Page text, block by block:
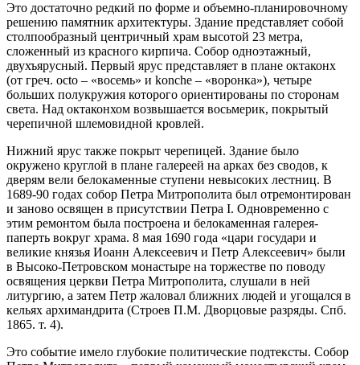
Это достаточно редкий по форме и объемно-планировочному
решению памятник архитектуры. Здание представляет собой
столпообразный центричный храм высотой 23 метра,
сложенный из красного кирпича. Собор одноэтажный,
двухъярусный. Первый ярус представляет в плане октаконх
(от греч. octo – «восемь» и konche – «воронка»), четыре
больших полукружия которого ориентированы по сторонам
света. Над октаконхом возвышается восьмерик, покрытый
черепичной шлемовидной кровлей.
Нижний ярус также покрыт черепицей. Здание было
окружено круглой в плане галереей на арках без сводов, к
дверям вели белокаменные ступени невысоких лестниц. В
1689-90 годах собор Петра Митрополита был отремонтирован
и заново освящен в присутствии Петра I. Одновременно с
этим ремонтом была построена и белокаменная галерея-
паперть вокруг храма. 8 мая 1690 года «цари государи и
великие князья Иоанн Алексеевич и Петр Алексеевич» были
в Высоко-Петровском монастыре на торжестве по поводу
освящения церкви Петра Митрополита, слушали в ней
литургию, а затем Петр жаловал ближних людей и угощался в
кельях архимандрита (Строев П.М. Дворцовые разряды. Спб.
1865. т. 4).
Это событие имело глубокие политические подтексты. Собор